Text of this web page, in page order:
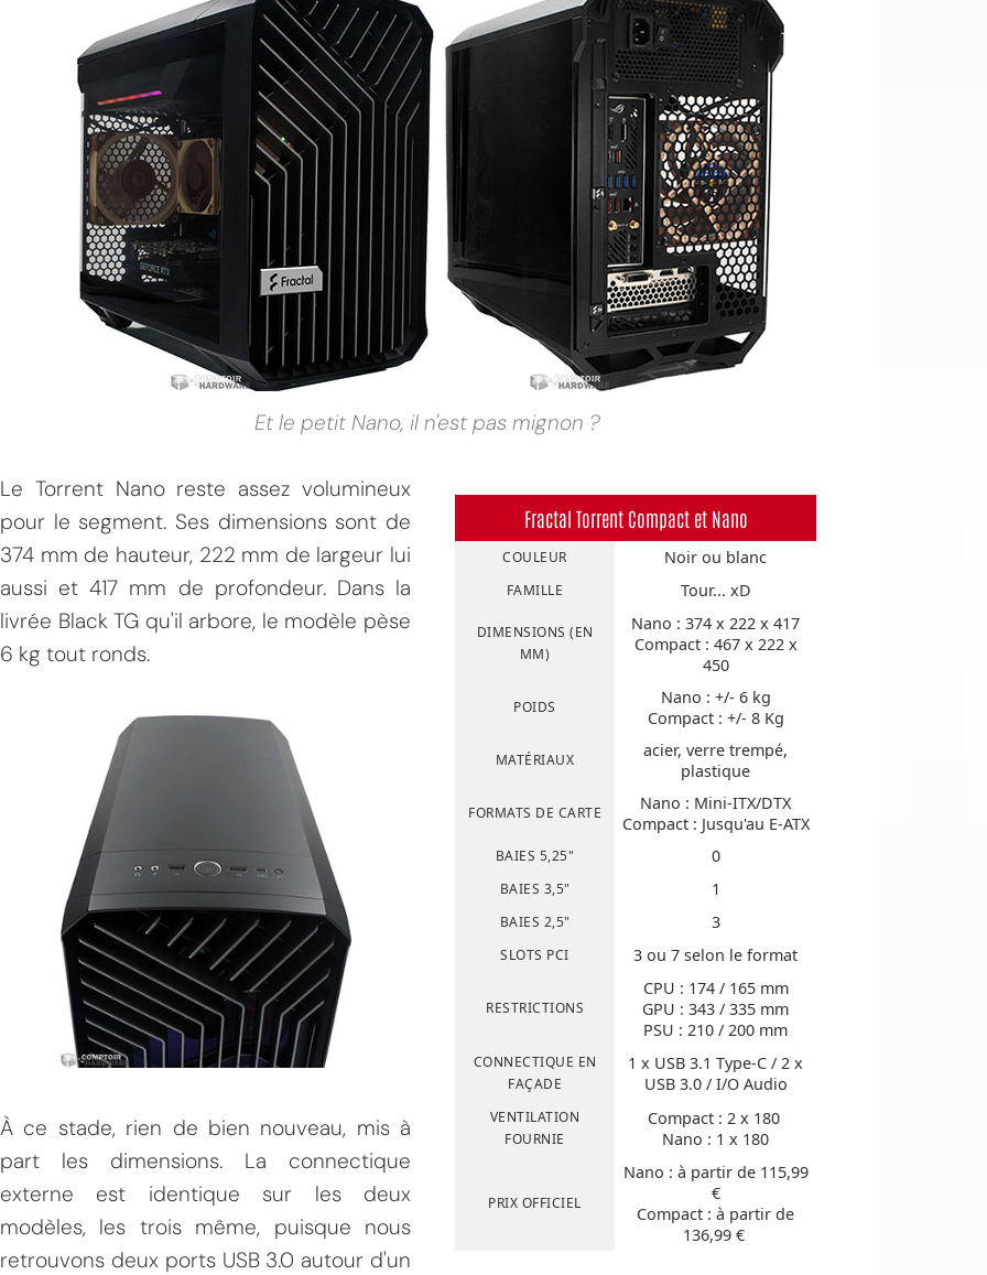
Et le petit Nano, il n'est pas mignon ?
Fractal Torrent Compact et Nano
COULEUR Noir ou blanc
FAMILLE Tour... xD
DIMENSIONS (EN
MM)
Nano : 374 x 222 x 417
Compact: 467 x 222 x
450
POIDS
Nano : +/- 6 kg
Compact: +/- 8 Kg
MATÉRIAUX
acier, verre trempé,
plastique
FORMATS DE CARTE
Nano : Mini-ITX/DTX
Compact: Jusqu'au E-ATX
BAIES 5,25" 0
BAIES 3,5" 1
BAIES 2,5" 3
SLOTS PCI 3 ou 7 selon le format
RESTRICTIONS
CPU : 174/ 165 mm
GPU : 343 / 335 mm
PSU : 210 / 200 mm
CONNECTIQUE EN
FAÇADE
1 x USB 3.1 Type-C / 2 x
USB 3.0 / I/O Audio
VENTILATION
FOURNIE
Compact : 2 x 180
Nano : 1 x 180
PRIX OFFICIEL
Nano : à partir de 115,99
€
Compact : à partir de
136,99 €
Le Torrent Nano reste assez volumineux
pour le segment. Ses dimensions sont de
374 mm de hauteur, 222 mm de largeur lui
aussi et 417 mm de profondeur. Dans la
livrée Black TG qu'il arbore, le modèle pèse
6 kg tout ronds.
À ce stade, rien de bien nouveau, mis à
part les dimensions. La connectique
externe est identique sur les deux
modèles, les trois même, puisque nous
retrouvons deux ports USB 3.0 autour d'un